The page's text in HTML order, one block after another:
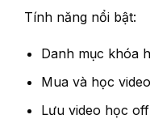
Tính năng nổi bật:
Danh mục khóa
Mua và học
Lưu video học